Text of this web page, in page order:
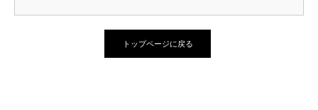
トップページに戻る